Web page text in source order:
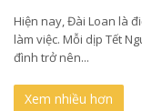
Hiện nay, Đài Loan là
làm việc. Mỗi dịp Tết
đình trở nên...
Xem nhiều hơn